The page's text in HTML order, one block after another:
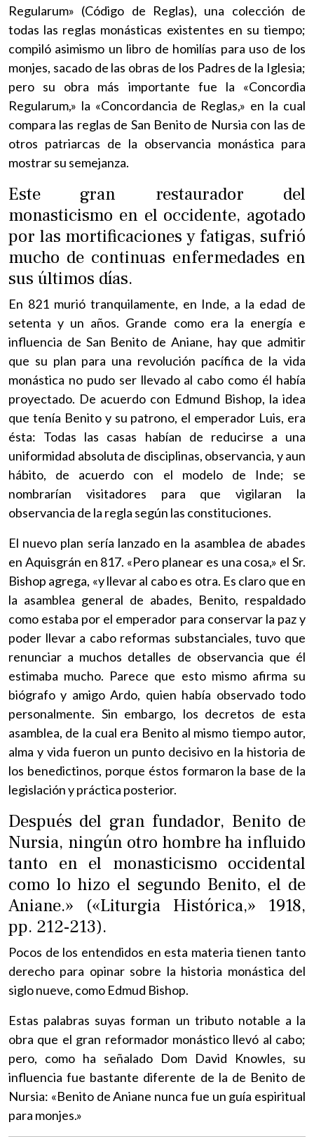
Regularum» (Código de Reglas), una colección de
todas las reglas monásticas existentes en su tiempo;
compiló asimismo un libro de homilías para uso de los
monjes, sacado de las obras de los Padres de la Iglesia;
pero su obra más importante fue la «Concordia
Regularum,» la «Concordancia de Reglas,» en la cual
compara las reglas de San Benito de Nursia con las de
otros patriarcas de la observancia monástica para
mostrar su semejanza.
Este gran restaurador del
monasticismo en el occidente, agotado
por las mortificaciones y fatigas, sufrió
mucho de continuas enfermedades en
sus últimos días.
En 821 murió tranquilamente, en Inde, a la edad de
setenta y un años. Grande como era la energía e
influencia de San Benito de Aniane, hay que admitir
que su plan para una revolución pacífica de la vida
monástica no pudo ser llevado al cabo como él había
proyectado. De acuerdo con Edmund Bishop, la idea
que tenía Benito y su patrono, el emperador Luis, era
ésta: Todas las casas habían de reducirse a una
uniformidad absoluta de disciplinas, observancia, y aun
hábito, de acuerdo con el modelo de Inde; se
nombrarían visitadores para que vigilaran la
observancia de la regla según las constituciones.
El nuevo plan sería lanzado en la asamblea de abades
en Aquisgrán en 817. «Pero planear es una cosa,» el Sr.
Bishop agrega, «y llevar al cabo es otra. Es claro que en
la asamblea general de abades, Benito, respaldado
como estaba por el emperador para conservar la paz y
poder llevar a cabo reformas substanciales, tuvo que
renunciar a muchos detalles de observancia que él
estimaba mucho. Parece que esto mismo afirma su
biógrafo y amigo Ardo, quien había observado todo
personalmente. Sin embargo, los decretos de esta
asamblea, de la cual era Benito al mismo tiempo autor,
alma y vida fueron un punto decisivo en la historia de
los benedictinos, porque éstos formaron la base de la
legislación y práctica posterior.
Después del gran fundador, Benito de
Nursia, ningún otro hombre ha influido
tanto en el monasticismo occidental
como lo hizo el segundo Benito, el de
Aniane.» («Liturgia Histórica,» 1918,
pp. 212-213).
Pocos de los entendidos en esta materia tienen tanto
derecho para opinar sobre la historia monástica del
siglo nueve, como Edmud Bishop.
Estas palabras suyas forman un tributo notable a la
obra que el gran reformador monástico llevó al cabo;
pero, como ha señalado Dom David Knowles, su
influencia fue bastante diferente de la de Benito de
Nursia: «Benito de Aniane nunca fue un guía espiritual
para monjes.»